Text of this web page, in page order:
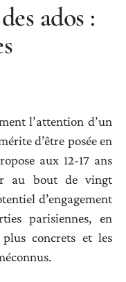
ados :
l’attention d’un
d’être posée en
aux 12-17 ans
au bout de vingt
d’engagement
parisiennes, en
concrets et les